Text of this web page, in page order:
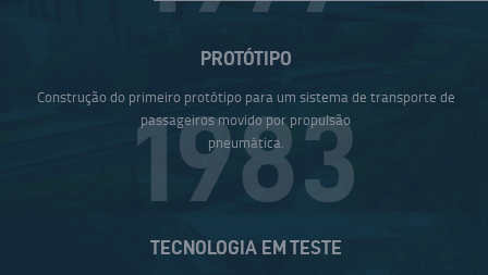
PROTÓTIPO
Construção do primeiro protótipo para um sistema de transporte de
passageiros movido por propulsão
pneumática.
1983
TECNOLOGIA EM TESTE